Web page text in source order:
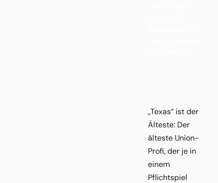
,,Texas“ ist der
Älteste: Der
älteste Union-
Profi, der je in
einem
Pflichtspiel